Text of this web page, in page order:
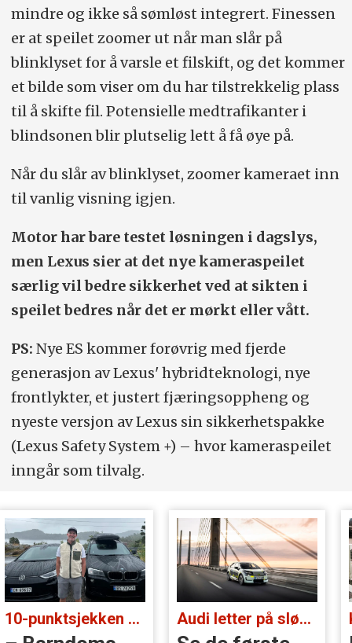
mindre og ikke så sømløst integrert. Finessen
er at speilet zoomer ut når man slår på
blinklyset for å varsle et filskift, og det kommer
et bilde som viser om du har tilstrekkelig plass
til å skifte fil. Potensielle medtrafikanter i
blindsonen blir plutselig lett å få øye på.
Når du slår av blinklyset, zoomer kameraet inn
til vanlig visning igjen.
Motor har bare testet løsningen i dagslys,
men Lexus sier at det nye kameraspeilet
særlig vil bedre sikkerhet ved at sikten i
speilet bedres når det er mørkt eller vått.
PS: Nye ES kommer forøvrig med fjerde
generasjon av Lexus' hybridteknologi, nye
frontlykter, et justert fjæringsoppheng og
nyeste versjon av Lexus sin sikkerhetspakke
(Lexus Safety System +) – hvor kameraspeilet
inngår som tilvalg.
10-punktsjekken med Christian Paasche: Audi letter på sløret: